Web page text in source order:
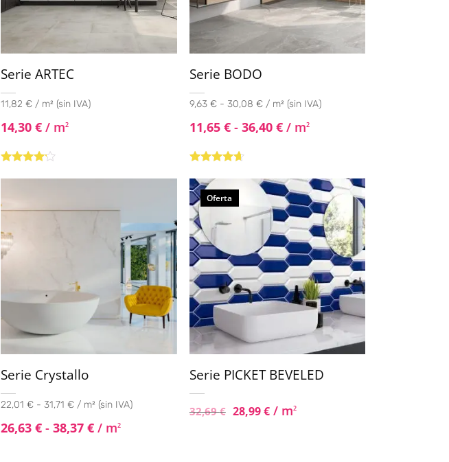
Serie ARTEC
11,82 € / m² (sin IVA)
14,30€ / m2
Serie BODO
9,63 € - 30,08 € / m² (sin IVA)
11,65 € - 36,40 €/ m2
con4.50
5
Serie Crystallo
22,01 € - 31,71 € / m² (sin IVA)
26,63€ - 38,37€ / m2
Oferta
Serie PICKET BEVELED
32,69€ 28,99€/ m2